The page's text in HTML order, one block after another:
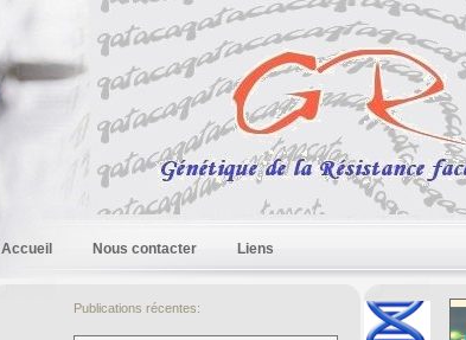
Accueil Nous contacter Liens
Publications récentes: